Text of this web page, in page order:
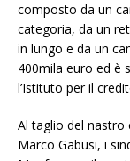
composto da un
categoria, da un
in lungo e da un
400mila euro ed è
l’Istituto per il
Al taglio del nastro
Marco Gabusi, i